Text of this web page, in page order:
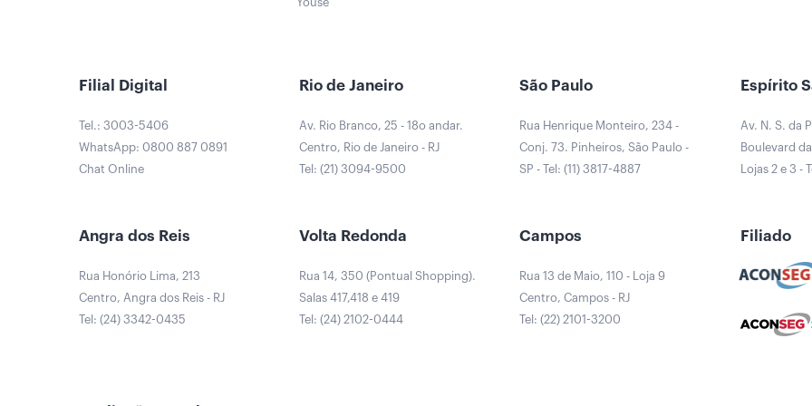
Filial Digital
Tel.: 3003-5406
WhatsApp: 0800 887 0891
Chat Online
Rio de Janeiro
Av. Rio Branco, 25 - 18o andar.
Centro, Rio de Janeiro - RJ
Tel: (21) 3094-9500
São Paulo
Rua Henrique Monteiro, 234 -
Conj. 73. Pinheiros, São Paulo -
SP - Tel: (11) 3817-4887
Espírito
Av. N. S. da
Boulevard
Lojas 2 e 3 -
Angra dos Reis
Rua Honório Lima, 213
Centro, Angra dos Reis - RJ
Tel: (24) 3342-0435
Volta Redonda
Rua 14, 350 (Pontual Shopping).
Salas 417,418 e 419
Tel: (24) 2102-0444
Campos
Rua 13 de Maio, 110 - Loja 9
Centro, Campos - RJ
Tel: (22) 2101-3200
Filiado